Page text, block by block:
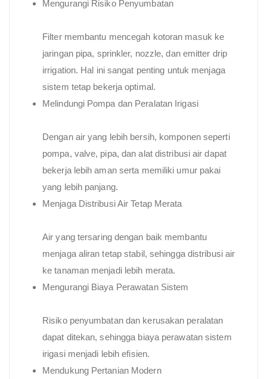
Mengurangi Risiko Penyumbatan
Filter membantu mencegah kotoran masuk ke
jaringan pipa, sprinkler, nozzle, dan emitter drip
irrigation. Hal ini sangat penting untuk menjaga
sistem tetap bekerja optimal.
Melindungi Pompa dan Peralatan Irigasi
Dengan air yang lebih bersih, komponen seperti
pompa, valve, pipa, dan alat distribusi air dapat
bekerja lebih aman serta memiliki umur pakai
yang lebih panjang.
Menjaga Distribusi Air Tetap Merata
Air yang tersaring dengan baik membantu
menjaga aliran tetap stabil, sehingga distribusi air
ke tanaman menjadi lebih merata.
Mengurangi Biaya Perawatan Sistem
Risiko penyumbatan dan kerusakan peralatan
dapat ditekan, sehingga biaya perawatan sistem
irigasi menjadi lebih efisien.
Mendukung Pertanian Modern